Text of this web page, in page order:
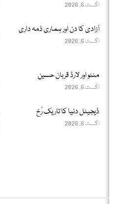
اگست 6, 2026
آزادی کا دن اور ہماری ذمہ داری
اگست 6, 2026
منٹو اور لارڈ قربان حسین
اگست 6, 2026
ڈیجیٹل دنیا کا تاریک رُخ
اگست 6, 2026